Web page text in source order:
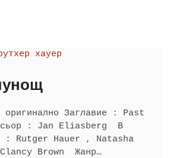
Заглавие : Past
: Jan Eliasberg В
: Rutger Hauer , Natasha
Brown Жанр…